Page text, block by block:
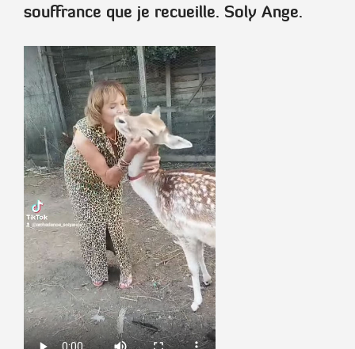
souffrance que je recueille. Soly Ange.